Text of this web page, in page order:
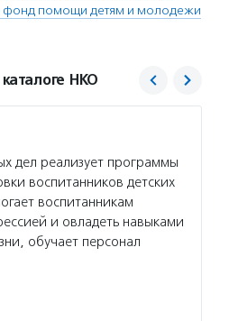
фонд помощи детям и молодежи
НКО
дел реализует программы
воспитанников детских
воспитанникам
и овладеть навыками
обучает персонал